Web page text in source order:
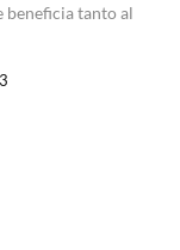
beneficia tanto al